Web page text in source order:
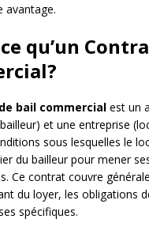
avantage.
qu’un
bail commercial est un
et une entreprise
sous lesquelles le
du bailleur pour mener
Ce contrat couvre
du loyer, les obligations
spécifiques.